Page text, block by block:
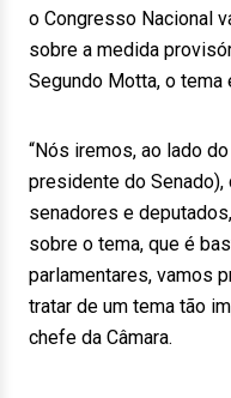
o Congresso Nacional
sobre a medida
Segundo Motta, o tema
“Nós iremos, ao lado
presidente do
senadores e
sobre o tema, que é
parlamentares, vamos
tratar de um tema tão
chefe da Câmara.